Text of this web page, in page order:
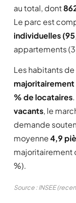
au total, dont
Le parc est
individuelles
appartements
Les habitants
% de locataires
vacants, le
demande
moyenne4,9
majoritairement
%).
Source : INSEE